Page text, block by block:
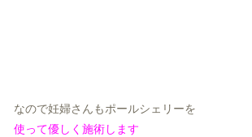
なので妊婦さんもポールシェリーを
使って優しく施術します